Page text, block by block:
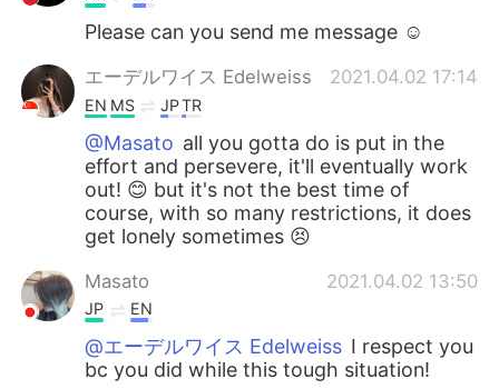
Please can you send me message ☺️
エーデルワイス Edelweiss 2021.04.02 17:14
EN MS JPTR
@Masato all you gotta do is put in the
effort and persevere, it'll eventually work
out! 😊 but it's not the best time of
course, with so many restrictions, it does
get lonely sometimes 😣
Masato 2021.04.02 13:50
JP EN
@エーデルワイス Edelweiss I respect you
bc you did while this tough situation!